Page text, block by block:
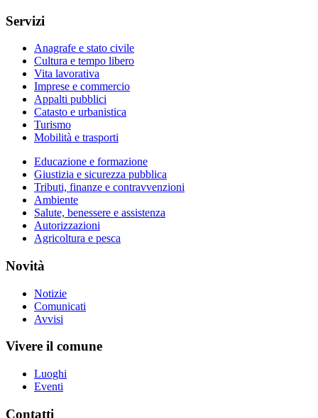
Servizi
Anagrafe e stato civile
Cultura e tempo libero
Vita lavorativa
Imprese e commercio
Appalti pubblici
Catasto e urbanistica
Turismo
Mobilità e trasporti
Educazione e formazione
Giustizia e sicurezza pubblica
Tributi, finanze e contravvenzioni
Ambiente
Salute, benessere e assistenza
Autorizzazioni
Agricoltura e pesca
Novità
Notizie
Comunicati
Avvisi
Vivere il comune
Luoghi
Eventi
Contatti